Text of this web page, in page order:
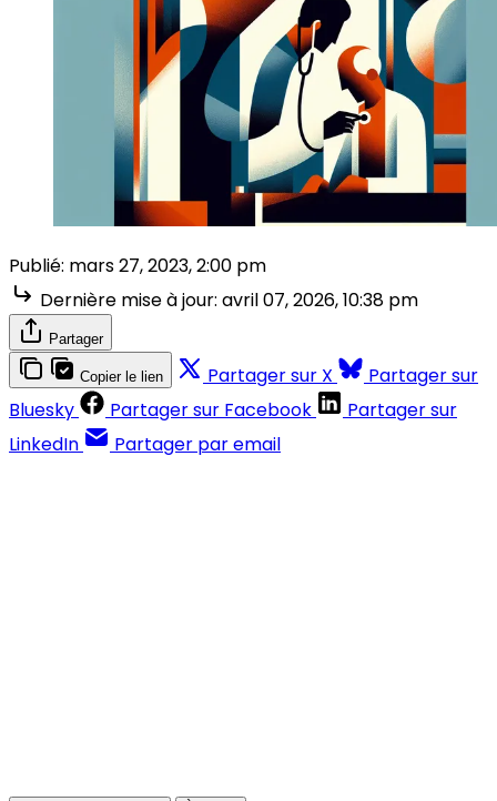
Publié: mars 27, 2023, 2:00 pm
Dernière mise à jour: avril 07, 2026, 10:38 pm
Partager
Copier le lien Partager sur X
Partager sur
Bluesky
Partager sur Facebook
Partager sur
LinkedIn
Partager par email